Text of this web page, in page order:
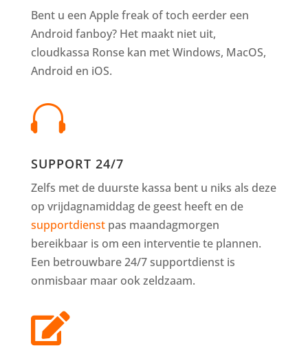
Bent u een Apple freak of toch eerder een
Android fanboy? Het maakt niet uit,
cloudkassa Ronse kan met Windows, MacOS,
Android en iOS.

SUPPORT 24/7
Zelfs met de duurste kassa bent u niks als deze
op vrijdagnamiddag de geest heeft en de
supportdienstpas maandagmorgen
bereikbaar is om een interventie te plannen.
Een betrouwbare 24/7 supportdienst is
onmisbaar maar ook zeldzaam.
